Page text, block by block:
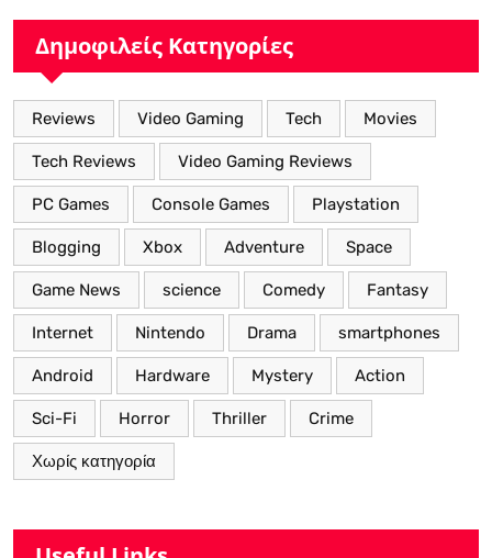
Δημοφιλείς Κατηγορίες
Reviews Video Gaming Tech Movies
Tech Reviews Video Gaming Reviews
PC Games Console Games Playstation
Blogging Xbox Adventure Space
Game News science Comedy Fantasy
Internet Nintendo Drama smartphones
Android Hardware Mystery Action
Sci-Fi Horror Thriller Crime
Χωρίς κατηγορία